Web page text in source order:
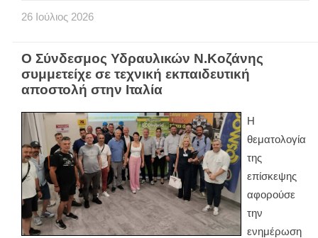
26 Ιούλιος 2026
Ο Σύνδεσμος Υδραυλικών Ν.Κοζάνης
συμμετείχε σε τεχνική εκπαιδευτική
αποστολή στην Ιταλία
Η
θεματολογία
της
επίσκεψης
αφορούσε
την
ενημέρωση